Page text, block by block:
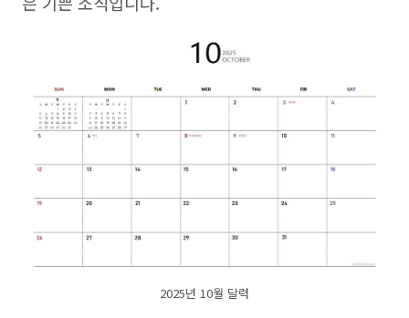
2025년 10월 달력